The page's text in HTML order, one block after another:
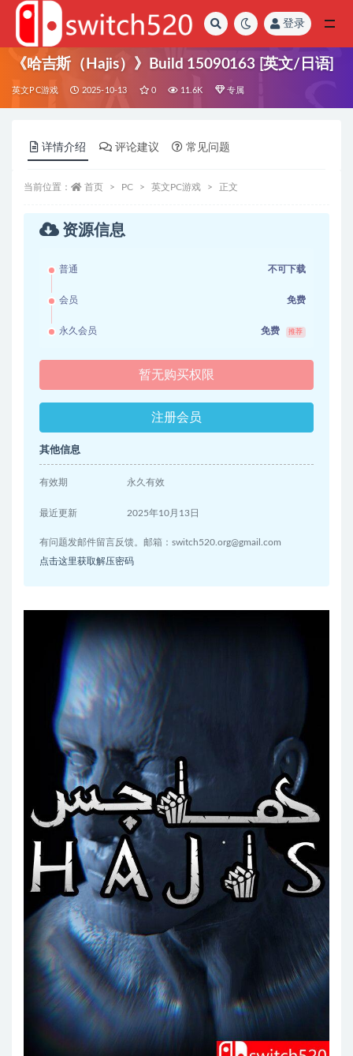
登录
《哈吉斯（Hajis）》Build 15090163 [英文/日语]
英文PC游戏 2025-10-13 0 11.6K 专属
详情介绍 评论建议 常见问题
当前位置： 首页 PC 英文PC游戏 正文
资源信息
普通 不可下载
会员 免费
永久会员 免费 推荐
暂无购买权限
注册会员
其他信息
有效期 永久有效
最近更新 2025年10月13日
有问题发邮件留言反馈。邮箱： switch520.org@gmail.com
点击这里获取解压密码